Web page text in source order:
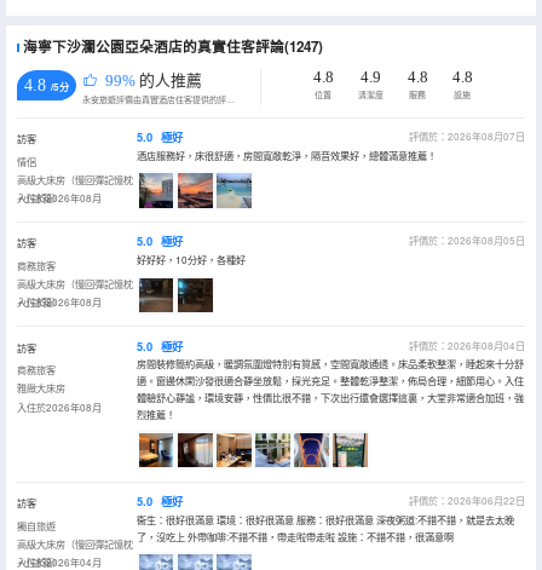
海寧下沙瀾公園亞朵酒店的真實住客評論(1247)
4.8 /5分 99% 的人推薦
永安旅遊評價由真實酒店住客提供的評價。
4.8
位置
4.9
清潔度
4.8
服務
4.8
設施
訪客
情侶
高級大床房（慢回彈記憶枕
+小冰箱）
入住於2026年08月
5.0 極好
評價於：2026年08月07日
酒店服務好，床很舒適，房間寬敞乾淨，隔音效果好，總體滿意推薦！
訪客
商務旅客
高級大床房（慢回彈記憶枕
+小冰箱）
入住於2026年08月
5.0 極好
評價於：2026年08月05日
好好好，10分好，各種好
訪客
商務旅客
雅緻大床房
入住於2026年08月
5.0 極好
評價於：2026年08月04日
房間裝修簡約高級，暖調氛圍燈特別有質感，空間寬敞通透。床品柔軟整潔，睡起來十分舒
適。窗邊休閑沙發很適合靜坐放鬆，採光充足。整體乾淨整潔，佈局合理，細節用心。入住
體驗舒心靜謐，環境安靜，性價比很不錯，下次出行還會選擇這裏，大堂非常適合加班，強
烈推薦！
訪客
獨自旅遊
高級大床房（慢回彈記憶枕
+小冰箱）
入住於2026年04月
5.0 極好
評價於：2026年06月22日
衞生：很好很滿意 環境：很好很滿意 服務：很好很滿意 深夜粥道:不錯不錯，就是去太晚
了，沒吃上 外帶咖啡:不錯不錯，帶走啦帶走啦 設施：不錯不錯，很滿意啊